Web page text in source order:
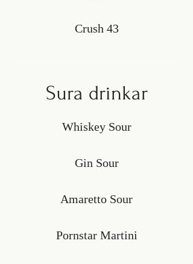
Crush 43
Sura drinkar
Whiskey Sour
Gin Sour
Amaretto Sour
Pornstar Martini